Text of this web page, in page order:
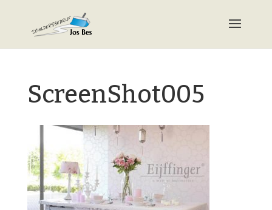
ScreenShot005